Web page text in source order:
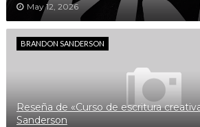
May 12, 2026
BRANDON SANDERSON
Reseña de «Curso de escritura
Sanderson